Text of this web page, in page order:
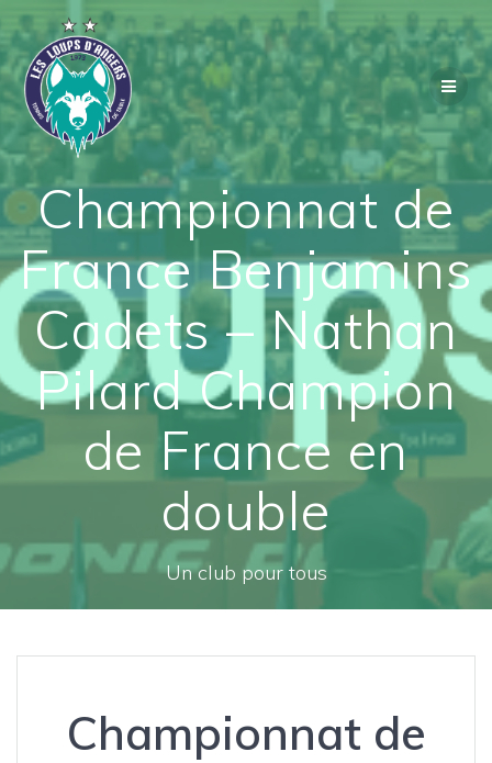
au
contenu
Championnat de
France Benjamins
Cadets – Nathan
Pilard Champion
de France en
double
Un club pour tous
Championnat de